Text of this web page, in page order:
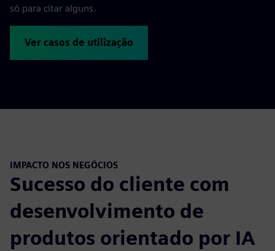
só para citar alguns.
Ver casos de utilização
IMPACTO NOS NEGÓCIOS
Sucesso do cliente com
desenvolvimento de
produtos orientado por IA